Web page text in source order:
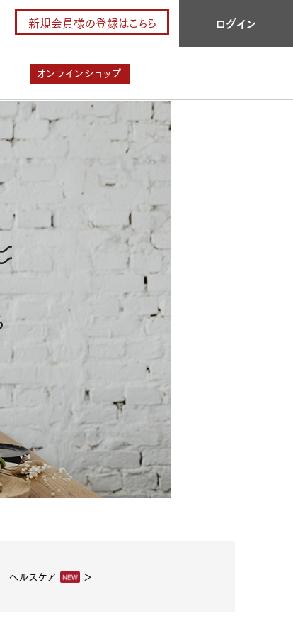
ログイン
新規会員様の登録はこちら
オンラインショップ
ヘルスケア ＞